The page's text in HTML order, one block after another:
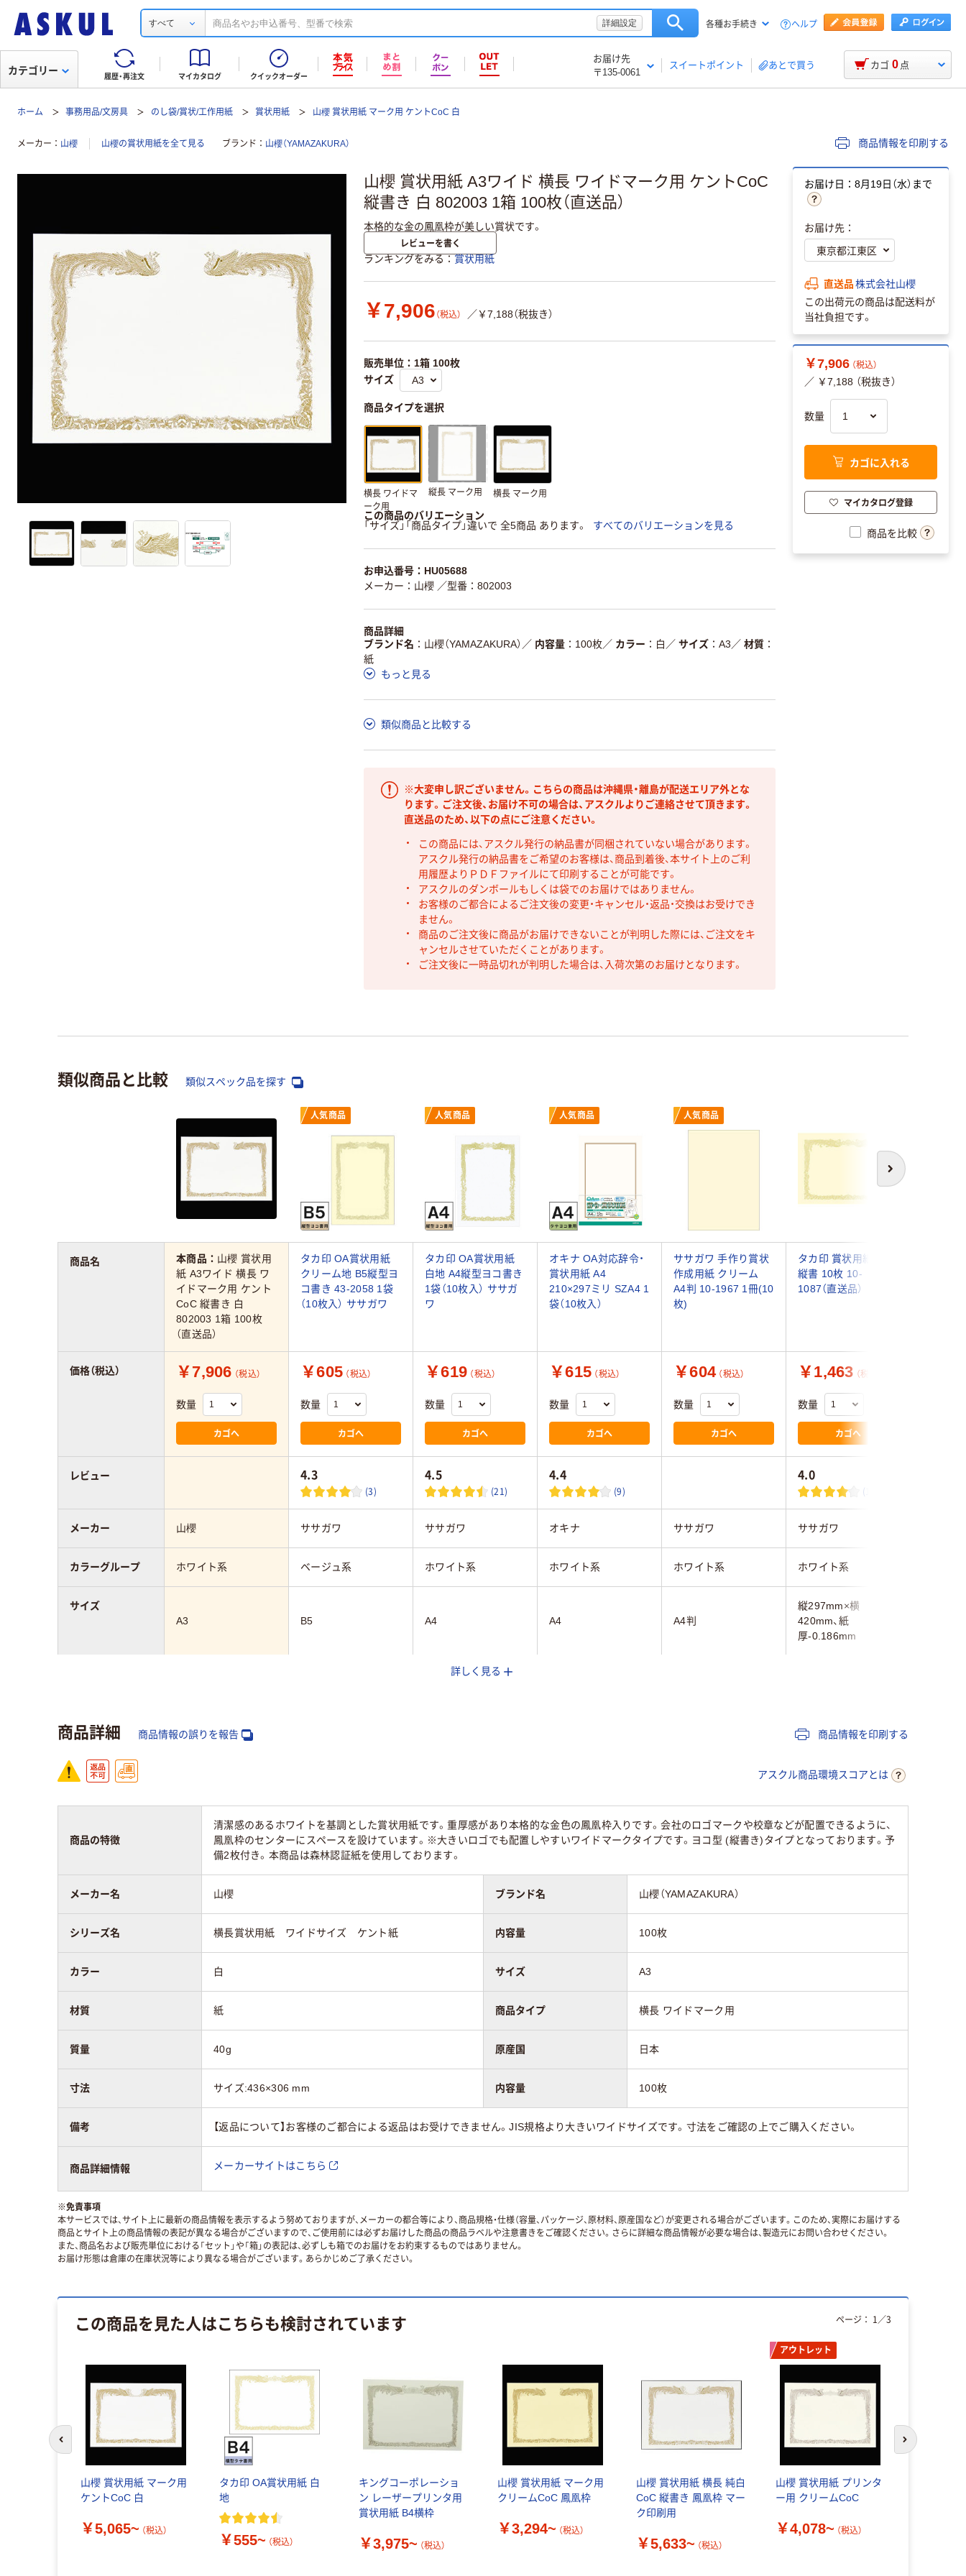
すべて 詳細設定 各種お手続き ヘルプ
履歴・再注文 マイカタログ クイックオーダー
お届け先
〒135-0061
スイートポイント あとで買う
カテゴリー カゴ 0 点
ホーム 事務用品/文房具 のし袋/賞状/工作用紙 賞状用紙 山櫻 賞状用紙 マーク用 ケントCoC 白
メーカー 山櫻 山櫻の賞状用紙を全て見る ブランド 山櫻（YAMAZAKURA） 商品情報を印刷する
山櫻 賞状用紙 A3ワイド 横長 ワイドマーク用 ケントCoC
縦書き 白 802003 1箱 100枚（直送品）
本格的な金の鳳凰枠が美しい賞状です。
レビューを書く
ランキングをみる 賞状用紙
￥7,906 （税込） ／￥7,188（税抜き）
販売単位：1箱 100枚
サイズ
商品タイプを選択
横長 ワイドマ
ーク用
縦長 マーク用 横長 マーク用
この商品のバリエーション
「サイズ」「商品タイプ」違いで 全5商品 あります。
すべてのバリエーションを見る
お申込番号：HU05688
メーカー：山櫻 ／型番：802003
商品詳細
ブランド名
山櫻（YAMAZAKURA） ／ 内容量 100枚／ カラー 白 ／ サイズ A3 ／ 材質
紙
もっと見る
類似商品と比較する
※大変申し訳ございません。こちらの商品は沖縄県・離島が配送エリア外とな
ります。ご注文後、お届け不可の場合は、アスクルよりご連絡させて頂きます。
直送品のため、以下の点にご注意ください。
この商品には、アスクル発行の納品書が同梱されていない場合があります。
アスクル発行の納品書をご希望のお客様は、商品到着後、本サイト上のご利
用履歴よりＰＤＦファイルにて印刷することが可能です。
アスクルのダンボールもしくは袋でのお届けではありません。
お客様のご都合によるご注文後の変更・キャンセル・返品・交換はお受けでき
ません。
商品のご注文後に商品がお届けできないことが判明した際には、ご注文をキ
ャンセルさせていただくことがあります。
ご注文後に一時品切れが判明した場合は、入荷次第のお届けとなります。
お届け日：8月19日（水）まで
お届け先：
直送品株式会社山櫻
この出荷元の商品は配送料が
当社負担です。
￥7,906 （税込）
／ ￥7,188 （税抜き）
数量
カゴに入れる
マイカタログ登録
商品を比較
類似商品と比較 類似スペック品を探す
次へ
人気商品 人気商品 人気商品 人気商品
本商品： 山櫻 賞状用
紙 A3ワイド 横長 ワ
イドマーク用 ケント
CoC 縦書き 白
802003 1箱 100枚
（直送品）
タカ印 OA賞状用紙
クリーム地 B5縦型ヨ
コ書き 43-2058 1袋
（10枚入） ササガワ
タカ印 OA賞状用紙
白地 A4縦型ヨコ書き
1袋（10枚入） ササガ
ワ
オキナ OA対応辞令・
賞状用紙 A4
210×297ミリ SZA4 1
袋（10枚入）
ササガワ 手作り賞状
作成用紙 クリーム
A4判 10-1967 1冊(10
枚)
タカ印 賞状用紙 A3
縦書 10枚 10-
1087（直送品）
￥7,906 （税込）
数量
カゴへ
￥605 （税込）
数量
カゴへ
￥619 （税込）
数量
カゴへ
￥615 （税込）
数量
カゴへ
￥604 （税込）
数量
カゴへ
￥1,463 （税込）
数量
カゴへ
4.3
(3)
4.5
(21)
4.4
(9)
4.0
(1)
山櫻 ササガワ ササガワ オキナ ササガワ ササガワ
ホワイト系 ベージュ系 ホワイト系 ホワイト系 ホワイト系 ホワイト系
A3 B5 A4 A4 A4判
縦297mm×横
420mm、紙
厚-0.186mm
商品名
価格（税込）
レビュー
メーカー
カラーグループ
サイズ
スコア
詳しく見る
商品詳細 商品情報の誤りを報告 商品情報を印刷する
アスクル商品環境スコアとは
商品の特徴
清潔感のあるホワイトを基調とした賞状用紙です。重厚感があり本格的な金色の鳳凰枠入りです。会社のロゴマークや校章などが配置できるように、
鳳凰枠のセンターにスペースを設けています。※大きいロゴでも配置しやすいワイドマークタイプです。ヨコ型 (縦書き)タイプとなっております。予
備2枚付き。本商品は森林認証紙を使用しております。
メーカー名 山櫻 ブランド名 山櫻（YAMAZAKURA）
シリーズ名 横長賞状用紙 ワイドサイズ ケント紙 内容量 100枚
カラー 白 サイズ A3
材質 紙 商品タイプ 横長 ワイドマーク用
質量 40g 原産国 日本
寸法 サイズ:436×306 mm 内容量 100枚
備考 【返品について】お客様のご都合による返品はお受けできません。JIS規格より大きいワイドサイズです。寸法をご確認の上でご購入ください。
商品詳細情報 メーカーサイトはこちら
※免責事項
本サービスでは、サイト上に最新の商品情報を表示するよう努めておりますが、メーカーの都合等により、商品規格・仕様（容量、パッケージ、原材料、原産国など）が変更される場合がございます。このため、実際にお届けする
商品とサイト上の商品情報の表記が異なる場合がございますので、ご使用前には必ずお届けした商品の商品ラベルや注意書きをご確認ください。さらに詳細な商品情報が必要な場合は、製造元にお問い合わせください。
また、商品名および販売単位における「セット」や「箱」の表記は、必ずしも箱でのお届けをお約束するものではありません。
お届け形態は倉庫の在庫状況等により異なる場合がございます。あらかじめご了承ください。
この商品を見た人はこちらも検討されています
山櫻 賞状用紙 マーク用
ケントCoC 白
￥5,065~ （税込）
タカ印 OA賞状用紙 白
地
￥555~ （税込）
キングコーポレーショ
ン レーザープリンタ用
賞状用紙 B4横枠
￥3,975~ （税込）
山櫻 賞状用紙 マーク用
クリームCoC 鳳凰枠
￥3,294~ （税込）
山櫻 賞状用紙 横長 純白
CoC 縦書き 鳳凰枠 マー
ク印刷用
￥5,633~ （税込）
アウトレット
山櫻 賞状用紙 プリンタ
ー用 クリームCoC
￥4,078~ （税込）
ページ： 1 ／3
前のスライドへ 次のスライド